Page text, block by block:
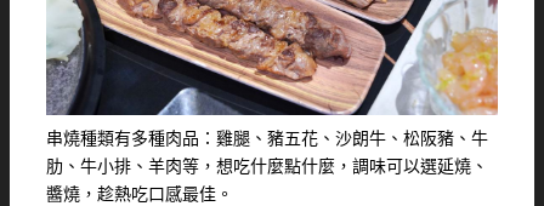
串燒種類有多種肉品：雞腿、豬五花、沙朗牛、松阪豬、牛
肋、牛小排、羊肉等，想吃什麼點什麼，調味可以選延燒、
醬燒，趁熱吃口感最佳。